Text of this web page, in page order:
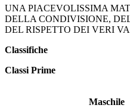
UNA PIACEVOLISSIMA
DELLA CONDIVISIONE,
DEL RISPETTO DEI VERI
Classifiche
Classi Prime
Maschile